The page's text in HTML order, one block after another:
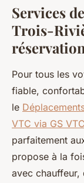
Services
Trois-
Pour tous les
fiable,
le
VTC via GS
parfaitement
propose à la
avec chauffeur,